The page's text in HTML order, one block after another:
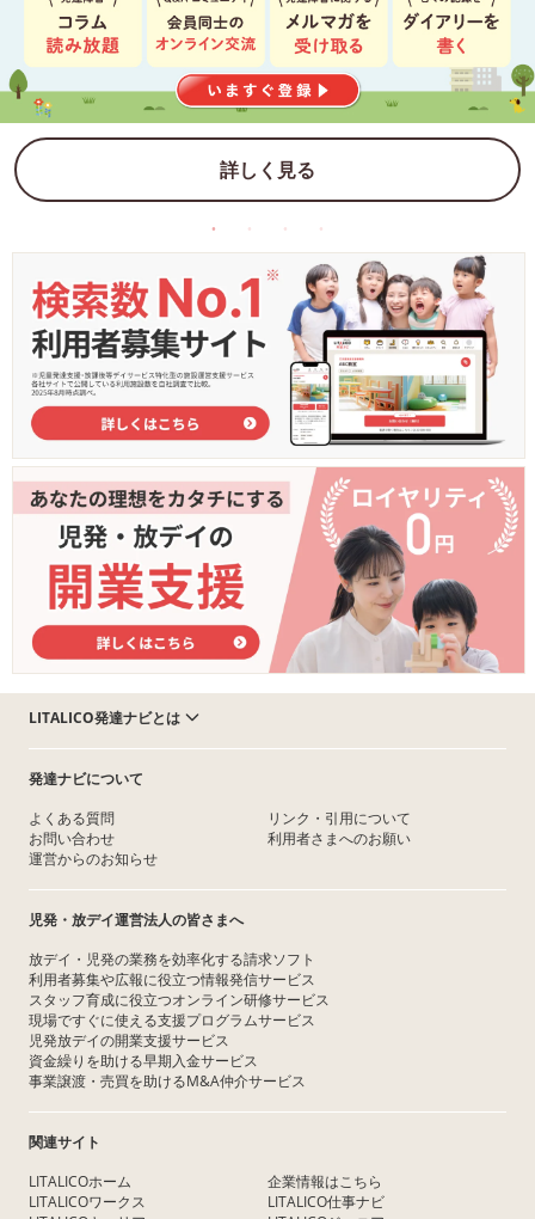
詳しく見る
LITALICO発達ナビとは
発達ナビについて
よくある質問
お問い合わせ
運営からのお知らせ
リンク・引用について
利用者さまへのお願い
児発・放デイ運営法人の皆さまへ
放デイ・児発の業務を効率化する請求ソフト
利用者募集や広報に役立つ情報発信サービス
スタッフ育成に役立つオンライン研修サービス
現場ですぐに使える支援プログラムサービス
児発放デイの開業支援サービス
資金繰りを助ける早期入金サービス
事業譲渡・売買を助けるM&A仲介サービス
関連サイト
LITALICOホーム
LITALICOワークス
企業情報はこちら
LITALICO仕事ナビ